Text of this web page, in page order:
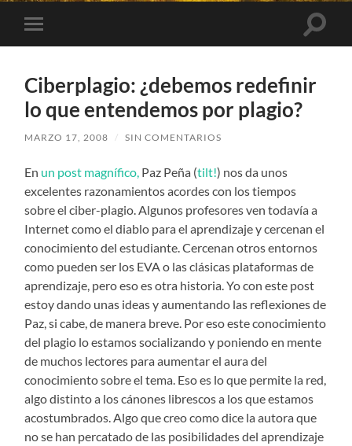
Alternar
el
móvil
Ciberplagio: ¿debemos redefinir
lo que entendemos por plagio?
MARZO 17, 2008 / SIN COMENTARIOS
En un post magnífico, Paz Peña (tilt!) nos da unos
excelentes razonamientos acordes con los tiempos
sobre el ciber-plagio. Algunos profesores ven todavía a
Internet como el diablo para el aprendizaje y cercenan el
conocimiento del estudiante. Cercenan otros entornos
como pueden ser los EVA o las clásicas plataformas de
aprendizaje, pero eso es otra historia. Yo con este post
estoy dando unas ideas y aumentando las reflexiones de
Paz, si cabe, de manera breve. Por eso este conocimiento
del plagio lo estamos socializando y poniendo en mente
de muchos lectores para aumentar el aura del
conocimiento sobre el tema. Eso es lo que permite la red,
algo distinto a los cánones librescos a los que estamos
acostumbrados. Algo que creo como dice la autora que
no se han percatado de las posibilidades del aprendizaje